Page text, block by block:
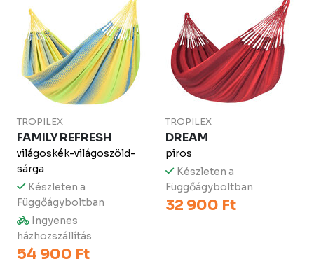
TROPILEX
FAMILY REFRESH
világoskék-világoszöld-
sárga
Készleten a
Függőágyboltban
Ingyenes
házhozszállítás
54 900 Ft
TROPILEX
DREAM
piros
Készleten a
Függőágyboltban
32 900 Ft